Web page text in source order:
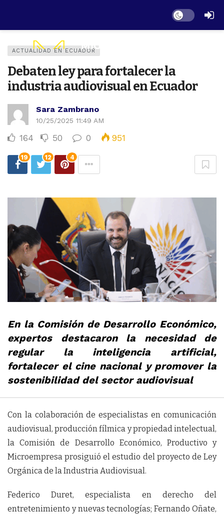
Dark mode
ACTUALIDAD EN ECUADOR
Debaten ley para fortalecer la
industria audiovisual en Ecuador
Sara Zambrano
10/25/2025 11:49 AM
164 50 0 951
19 12 4
En la Comisión de Desarrollo Económico,
expertos destacaron la necesidad de
regular la inteligencia artificial,
fortalecer el cine nacional y promover la
sostenibilidad del sector audiovisual
Con la colaboración de especialistas en comunicación
audiovisual, producción fílmica y propiedad intelectual,
la Comisión de Desarrollo Económico, Productivo y
Microempresa prosiguió el estudio del proyecto de Ley
Orgánica de la Industria Audiovisual.
Federico Duret, especialista en derecho del
entretenimiento y nuevas tecnologías; Fernando Oñate,